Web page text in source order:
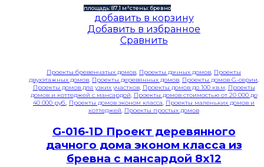
площадь: 87,1 м²стены: бревно
добавить в корзину
Добавить в избранное
Сравнить
Проекты бревенчатых домов, Проекты дачных домов, Проекты
двухэтажных домов, Проекты деревянных домов, Проекты домов G-серии,
Проекты домов для узких участков, Проекты домов до 100 кв.м, Проекты
домов и коттеджей с мансардой, Проекты домов стоимостью от 20 000 до
40 000 руб., Проекты домов эконом класса, Проекты маленьких домов и
коттеджей, Проекты простых домов
G-016-1D Проект деревянного
дачного дома эконом класса из
бревна с мансардой 8х12